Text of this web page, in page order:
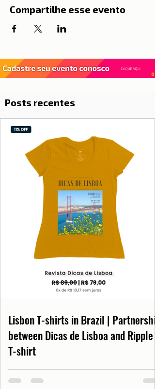
Compartilhe esse evento
Posts recentes
Lisbon T-shirts in Brazil | Partnership
between Dicas de Lisboa and Ripple
T-shirt